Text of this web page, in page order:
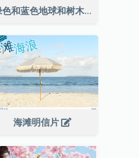
绿色和蓝色地球和树木插图地球日明信片
海滩明信片